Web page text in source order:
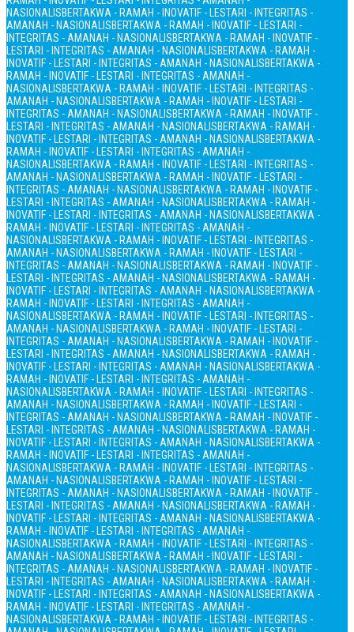
NASIONALISBERTAKWA - RAMAH - INOVATIF - LESTARI - INTEGRITAS -
AMANAH - NASIONALISBERTAKWA - RAMAH - INOVATIF - LESTARI -
INTEGRITAS - AMANAH - NASIONALISBERTAKWA - RAMAH - INOVATIF -
LESTARI - INTEGRITAS - AMANAH - NASIONALISBERTAKWA - RAMAH -
INOVATIF - LESTARI - INTEGRITAS - AMANAH - NASIONALISBERTAKWA -
RAMAH - INOVATIF - LESTARI - INTEGRITAS - AMANAH -
NASIONALISBERTAKWA - RAMAH - INOVATIF - LESTARI - INTEGRITAS -
AMANAH - NASIONALISBERTAKWA - RAMAH - INOVATIF - LESTARI -
INTEGRITAS - AMANAH - NASIONALISBERTAKWA - RAMAH - INOVATIF -
LESTARI - INTEGRITAS - AMANAH - NASIONALISBERTAKWA - RAMAH -
INOVATIF - LESTARI - INTEGRITAS - AMANAH - NASIONALISBERTAKWA -
RAMAH - INOVATIF - LESTARI - INTEGRITAS - AMANAH -
NASIONALISBERTAKWA - RAMAH - INOVATIF - LESTARI - INTEGRITAS -
AMANAH - NASIONALISBERTAKWA - RAMAH - INOVATIF - LESTARI -
INTEGRITAS - AMANAH - NASIONALISBERTAKWA - RAMAH - INOVATIF -
LESTARI - INTEGRITAS - AMANAH - NASIONALISBERTAKWA - RAMAH -
INOVATIF - LESTARI - INTEGRITAS - AMANAH - NASIONALISBERTAKWA -
RAMAH - INOVATIF - LESTARI - INTEGRITAS - AMANAH -
NASIONALISBERTAKWA - RAMAH - INOVATIF - LESTARI - INTEGRITAS -
AMANAH - NASIONALISBERTAKWA - RAMAH - INOVATIF - LESTARI -
INTEGRITAS - AMANAH - NASIONALISBERTAKWA - RAMAH - INOVATIF -
LESTARI - INTEGRITAS - AMANAH - NASIONALISBERTAKWA - RAMAH -
INOVATIF - LESTARI - INTEGRITAS - AMANAH - NASIONALISBERTAKWA -
RAMAH - INOVATIF - LESTARI - INTEGRITAS - AMANAH -
NASIONALISBERTAKWA - RAMAH - INOVATIF - LESTARI - INTEGRITAS -
AMANAH - NASIONALISBERTAKWA - RAMAH - INOVATIF - LESTARI -
INTEGRITAS - AMANAH - NASIONALISBERTAKWA - RAMAH - INOVATIF -
LESTARI - INTEGRITAS - AMANAH - NASIONALISBERTAKWA - RAMAH -
INOVATIF - LESTARI - INTEGRITAS - AMANAH - NASIONALISBERTAKWA -
RAMAH - INOVATIF - LESTARI - INTEGRITAS - AMANAH -
NASIONALISBERTAKWA - RAMAH - INOVATIF - LESTARI - INTEGRITAS -
AMANAH - NASIONALISBERTAKWA - RAMAH - INOVATIF - LESTARI -
INTEGRITAS - AMANAH - NASIONALISBERTAKWA - RAMAH - INOVATIF -
LESTARI - INTEGRITAS - AMANAH - NASIONALISBERTAKWA - RAMAH -
INOVATIF - LESTARI - INTEGRITAS - AMANAH - NASIONALISBERTAKWA -
RAMAH - INOVATIF - LESTARI - INTEGRITAS - AMANAH -
NASIONALISBERTAKWA - RAMAH - INOVATIF - LESTARI - INTEGRITAS -
AMANAH - NASIONALISBERTAKWA - RAMAH - INOVATIF - LESTARI -
INTEGRITAS - AMANAH - NASIONALISBERTAKWA - RAMAH - INOVATIF -
LESTARI - INTEGRITAS - AMANAH - NASIONALISBERTAKWA - RAMAH -
INOVATIF - LESTARI - INTEGRITAS - AMANAH - NASIONALISBERTAKWA -
RAMAH - INOVATIF - LESTARI - INTEGRITAS - AMANAH -
NASIONALISBERTAKWA - RAMAH - INOVATIF - LESTARI - INTEGRITAS -
AMANAH - NASIONALISBERTAKWA - RAMAH - INOVATIF - LESTARI -
INTEGRITAS - AMANAH - NASIONALISBERTAKWA - RAMAH - INOVATIF -
LESTARI - INTEGRITAS - AMANAH - NASIONALISBERTAKWA - RAMAH -
INOVATIF - LESTARI - INTEGRITAS - AMANAH - NASIONALISBERTAKWA -
RAMAH - INOVATIF - LESTARI - INTEGRITAS - AMANAH -
NASIONALISBERTAKWA - RAMAH - INOVATIF - LESTARI - INTEGRITAS -